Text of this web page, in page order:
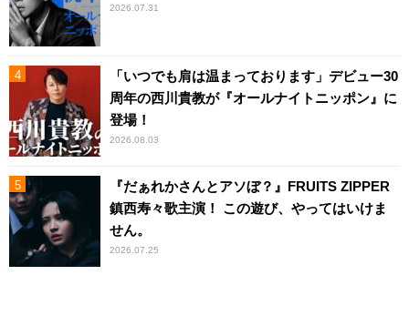
2026.07.31
「いつでも肩は温まっております」デビュー30
周年の西川貴教が『オールナイトニッポン』に
登場！
2026.08.03
『だぁれかさんとアソぼ？』FRUITS ZIPPER
鎮西寿々歌主演！ この遊び、やってはいけま
せん。
2026.07.25